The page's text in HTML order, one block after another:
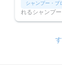
シャンプー・ブ
れるシャンプ